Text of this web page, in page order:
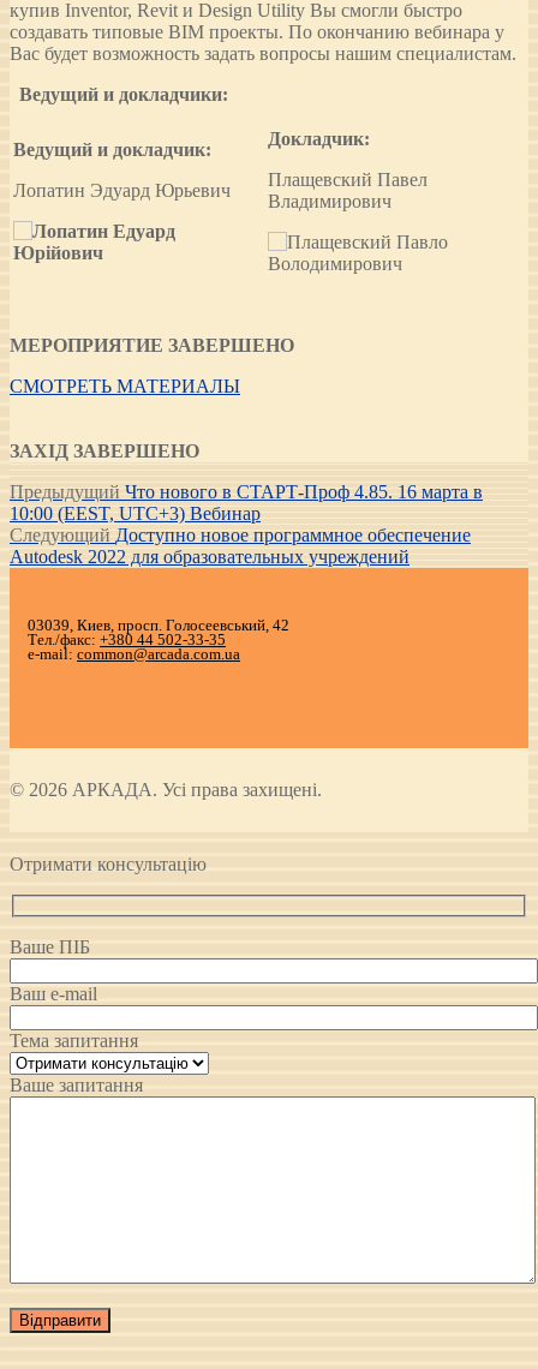
купив Inventor, Revit и Design Utility Вы смогли быстро
создавать типовые BIM проекты. По окончанию вебинара у
Вас будет возможность задать вопросы нашим специалистам.
Ведущий и докладчики:
Ведущий и докладчик:
Лопатин Эдуард Юрьевич
Докладчик:
Плащевский Павел
Владимирович
МЕРОПРИЯТИЕ ЗАВЕРШЕНО
СМОТРЕТЬ МАТЕРИАЛЫ
ЗАХІД ЗАВЕРШЕНО
Навигация
по
записям
Предыдущий Предыдущая
запись:
Что нового в СТАРТ-Проф 4.85. 16 марта в
10:00 (EEST, UTC+3) Вебинар
Следующий Следующая
запись:
Доступно новое программное обеспечение
Autodesk 2022 для образовательных учреждений
03039, Киев, просп. Голосеевський, 42
Тел./факс: +380 44 502-33-35
e-mail: common@arcada.com.ua
© 2026 АРКАДА. Усі права захищені.
Отримати консультацію
Ваше ПІБ
Ваш e-mail
Тема запитання
Ваше запитання